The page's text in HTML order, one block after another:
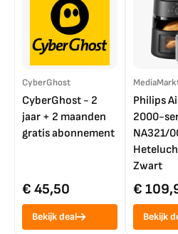
CyberGhost
CyberGhost - 2
jaar + 2 maanden
gratis abonnement
€ 45,50
Bekijk deal
Philips
2000-
NA321/
Zwart
€
Bekijk